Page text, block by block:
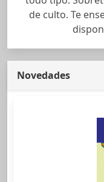
de culto. Te
Novedades